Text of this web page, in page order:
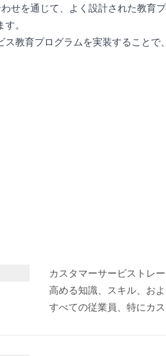
せを通じて、よく設計された教育プ
。
教育プログラムを実装することで
カスタマーサービストレ
高める知識、スキル、お
すべての従業員、特にカ